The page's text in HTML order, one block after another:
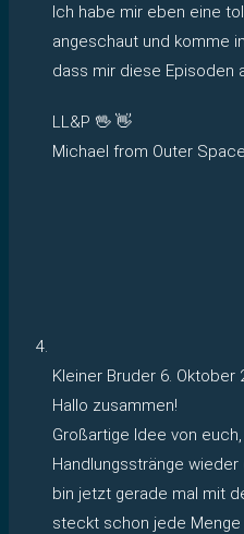
Ich habe mir eben eine
angeschaut und komme
dass mir diese Episoden
LL&P 🖖 👋
Michael from Outer Space
Kleiner Bruder 6. Oktober
Hallo zusammen!
Großartige Idee von
Handlungsstränge
bin jetzt gerade mal mit
steckt schon jede Menge